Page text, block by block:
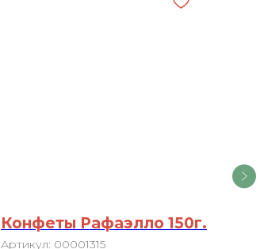
Конфеты Рафаэлло 150г.
Артикул: 00001315